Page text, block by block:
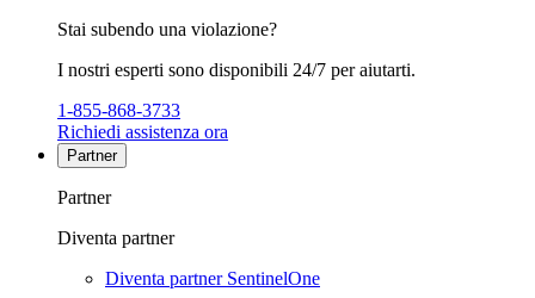
Stai subendo una violazione?
I nostri esperti sono disponibili 24/7 per aiutarti.
1-855-868-3733
Richiedi assistenza ora
Partner
Partner
Diventa partner
Diventa partner SentinelOne